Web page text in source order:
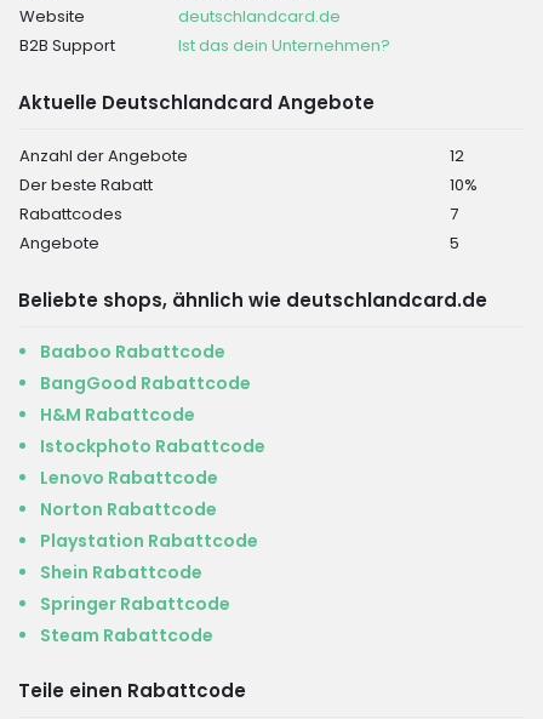
Website
deutschlandcard.de
B2B Support
Ist das dein Unternehmen?
Aktuelle Deutschlandcard Angebote
Anzahl der Angebote
12
Der beste Rabatt
10%
Rabattcodes
7
Angebote
5
Beliebte shops, ähnlich wie deutschlandcard.de
Baaboo Rabattcode
BangGood Rabattcode
H&M Rabattcode
Istockphoto Rabattcode
Lenovo Rabattcode
Norton Rabattcode
Playstation Rabattcode
Shein Rabattcode
Springer Rabattcode
Steam Rabattcode
Teile einen Rabattcode